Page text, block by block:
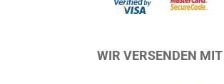
WIR VERSENDEN MIT